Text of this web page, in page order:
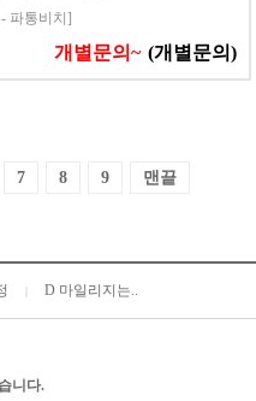
파통비치]
개별문의~ (개별문의)
7 8 9 맨끝
D 마일리지는..
니다.